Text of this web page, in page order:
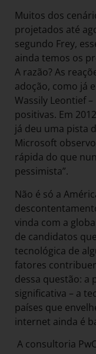
Muitos dos
projetados até
segundo Frey,
ainda temos os
A razão? As
adoção, como já
Wassily Leontief
positivas. Em
já deu uma pista
Microsoft
rápida do que
pessimista”.
Não é só a
vinda com a
de candidatos
tecnológica de
fatores
dessa questão: a
significativa – a
países que
internet ainda é
A consultoria